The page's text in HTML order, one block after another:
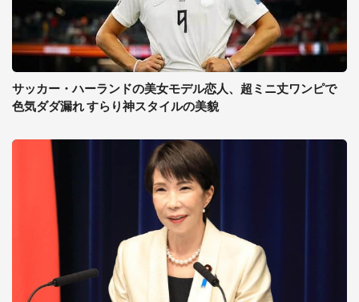
サッカー・ハーランドの美女モデル恋人、超ミニ丈ワンピで
色気ダダ漏れ すらり神スタイルの美貌